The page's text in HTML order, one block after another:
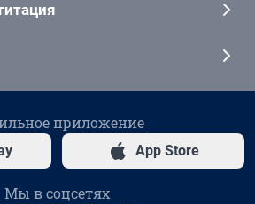
приложение
App Store
Мы в соцсетях